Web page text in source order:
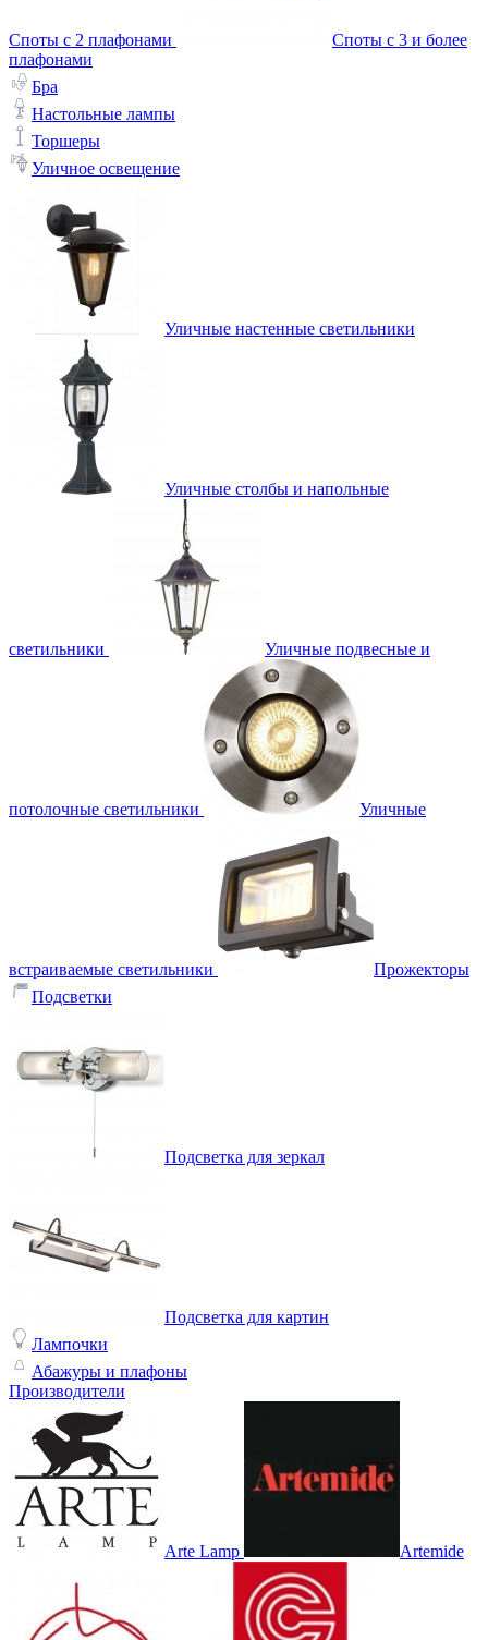
Споты с 2 плафонами
Споты с 3 и более
плафонами
Бра
Настольные лампы
Торшеры
Уличное освещение
Уличные настенные светильники
Уличные столбы и напольные
светильники Уличные подвесные и
потолочные светильники Уличные
встраиваемые светильники
Прожекторы
Подсветки
Подсветка для зеркал
Подсветка для картин
Лампочки
Абажуры и плафоны
Производители
Arte Lamp Artemide